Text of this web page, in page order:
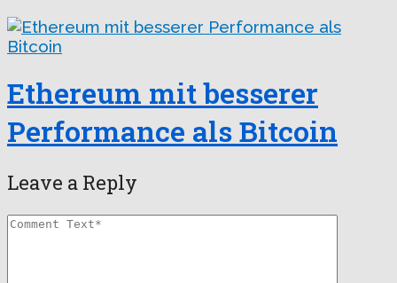
Ethereum mit besserer
Performance als Bitcoin
Leave a Reply